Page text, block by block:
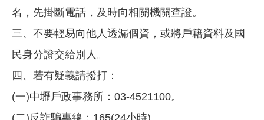
名，先掛斷電話，及時向相關機關查證。
三、不要輕易向他人透漏個資，或將戶籍資料及國
民身分證交給別人。
四、若有疑義請撥打：
(一)中壢戶政事務所：03-4521100。